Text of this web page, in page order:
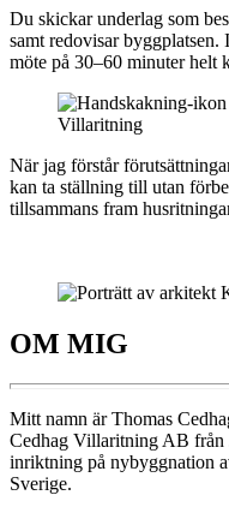
Du skickar underlag som
samt redovisar
möte på 30–60 minuter helt
När jag förstår
kan ta ställning till utan
tillsammans fram
OM MIG
Mitt namn är Thomas
Cedhag Villaritning AB från
inriktning på nybyggnation
Sverige.